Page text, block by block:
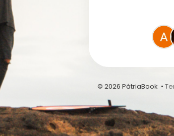
© 2026 PátriaBook •